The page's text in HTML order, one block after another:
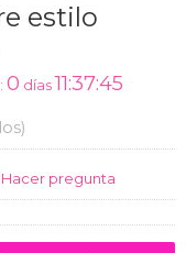
estilo
0 días11:37:44
Hacer pregunta